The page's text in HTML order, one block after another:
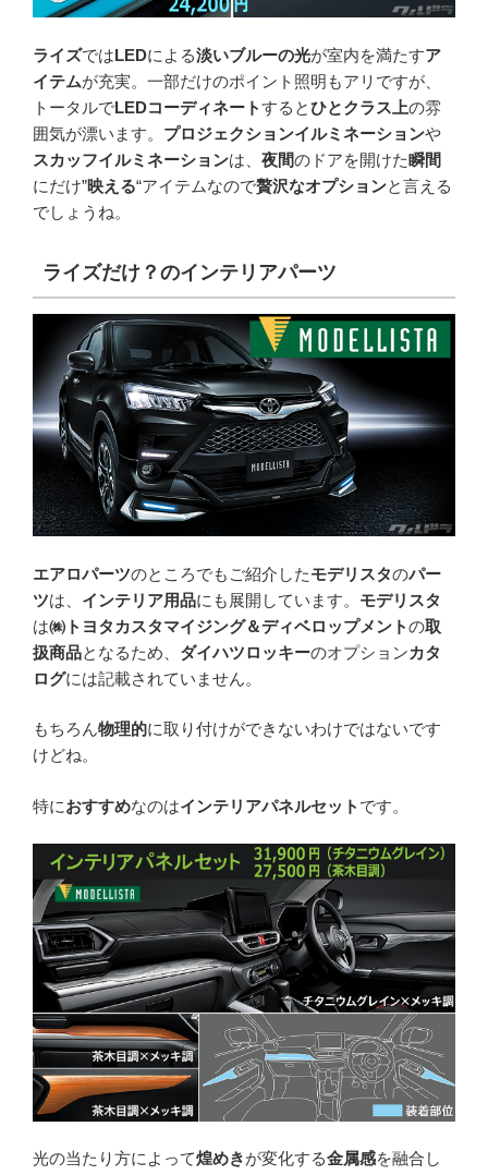
ライズではLEDによる淡いブルーの光が室内を満たすア
イテムが充実。一部だけのポイント照明もアリですが、
トータルでLEDコーディネートするとひとクラス上の雰
囲気が漂います。 プロジェクションイルミネーションや
スカッフイルミネーションは、 夜間のドアを開けた瞬間
にだけ”映える“アイテムなので贅沢なオプションと言える
でしょうね。
ライズだけ？のインテリアパーツ
エアロパーツのところでもご紹介したモデリスタのパー
ツは、 インテリア用品にも展開しています。 モデリスタ
は㈱トヨタカスタマイジング＆ディベロップメントの取
扱商品となるため、 ダイハツロッキーのオプションカタ
ログには記載されていません。
もちろん物理的に取り付けができないわけではないです
けどね。
特におすすめなのはインテリアパネルセット です。
光の当たり方によって煌めきが変化する金属感を融合し